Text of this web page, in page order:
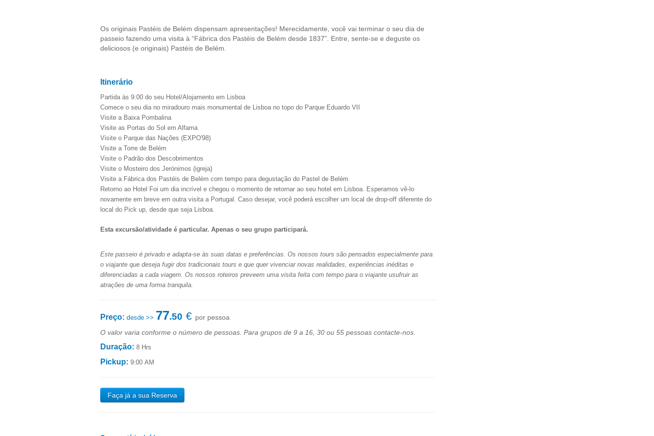
Os originais Pastéis de Belém dispensam apresentações! Merecidamente, você vai terminar o seu dia de
passeio fazendo uma visita à “Fábrica dos Pastéis de Belém desde 1837”. Entre, sente-se e deguste os
deliciosos (e originais) Pastéis de Belém.
Itinerário
Partida às 9:00 do seu Hotel/Alojamento em Lisboa
Comece o seu dia no miradouro mais monumental de Lisboa no topo do Parque Eduardo VII
Visite a Baixa Pombalina
Visite as Portas do Sol em Alfama
Visite o Parque das Nações (EXPO'98)
Visite a Torre de Belém
Visite o Padrão dos Descobrimentos
Visite o Mosteiro dos Jerónimos (igreja)
Visite a Fábrica dos Pastéis de Belém com tempo para degustação do Pastel de Belém
Retorno ao Hotel Foi um dia incrível e chegou o momento de retornar ao seu hotel em Lisboa. Esperamos vê-lo
novamente em breve em outra visita a Portugal. Caso desejar, você poderá escolher um local de drop-off diferente do
local do Pick up, desde que seja Lisboa.
Esta excursão/atividade é particular. Apenas o seu grupo participará.
Este passeio é privado e adapta-se às suas datas e preferências. Os nossos tours são pensados especialmente para
o viajante que deseja fugir dos tradicionais tours e que quer vivenciar novas realidades, experiências inéditas e
diferenciadas a cada viagem. Os nossos roteiros preveem uma visita feita com tempo para o viajante usufruir as
atrações de uma forma tranquila.
Preço: desde >> 77.50 € por pessoa
O valor varia conforme o número de pessoas. Para grupos de 9 a 16, 30 ou 55 pessoas contacte-nos.
Duração: 8 Hrs
Pickup: 9:00 AM
Faça já a sua Reserva